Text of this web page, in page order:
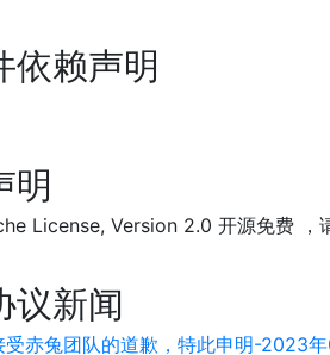
依赖声明
明
License, Version 2.0 开源免费 ，
议新闻
赤兔团队的道歉，特此申明-2023